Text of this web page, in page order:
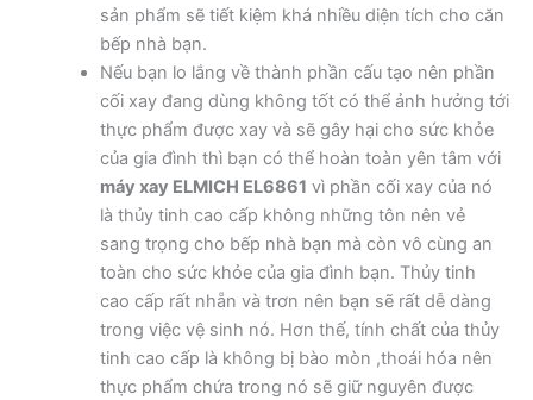
sản phẩm sẽ tiết kiệm khá nhiều diện tích cho căn
bếp nhà bạn.
Nếu bạn lo lắng về thành phần cấu tạo nên phần
cối xay đang dùng không tốt có thể ảnh hưởng tới
thực phẩm được xay và sẽ gây hại cho sức khỏe
của gia đình thì bạn có thể hoàn toàn yên tâm với
máy xay ELMICH EL6861 vì phần cối xay của nó
là thủy tinh cao cấp không những tôn nên vẻ
sang trọng cho bếp nhà bạn mà còn vô cùng an
toàn cho sức khỏe của gia đình bạn. Thủy tinh
cao cấp rất nhẵn và trơn nên bạn sẽ rất dễ dàng
trong việc vệ sinh nó. Hơn thế, tính chất của thủy
tinh cao cấp là không bị bào mòn ,thoái hóa nên
thực phẩm chứa trong nó sẽ giữ nguyên được